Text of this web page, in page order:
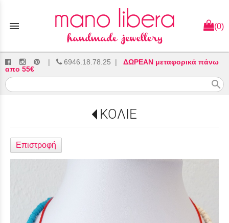
menu (0)
| 6946.18.78.25 | ΔΩΡΕΑΝ μεταφορικά πάνω
απο 55€
search
ΚΟΛΙΕ
Επιστροφή